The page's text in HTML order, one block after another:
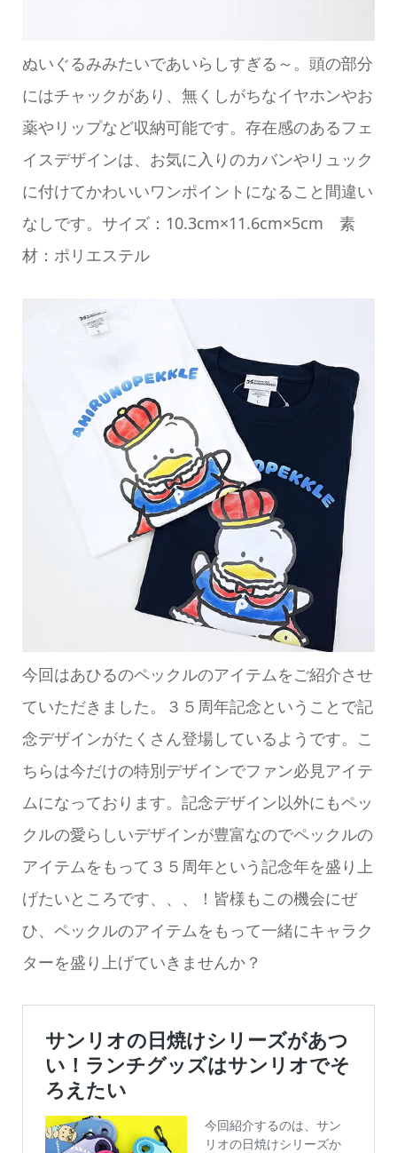
ぬいぐるみみたいであいらしすぎる～。頭の部分
にはチャックがあり、無くしがちなイヤホンやお
薬やリップなど収納可能です。存在感のあるフェ
イスデザインは、お気に入りのカバンやリュック
に付けてかわいいワンポイントになること間違い
なしです。サイズ：10.3cm×11.6cm×5cm 素
材：ポリエステル
今回はあひるのペックルのアイテムをご紹介させ
ていただきました。３５周年記念ということで記
念デザインがたくさん登場しているようです。こ
ちらは今だけの特別デザインでファン必見アイテ
ムになっております。記念デザイン以外にもペッ
クルの愛らしいデザインが豊富なのでペックルの
アイテムをもって３５周年という記念年を盛り上
げたいところです、、、！皆様もこの機会にぜ
ひ、ペックルのアイテムをもって一緒にキャラク
ターを盛り上げていきませんか？